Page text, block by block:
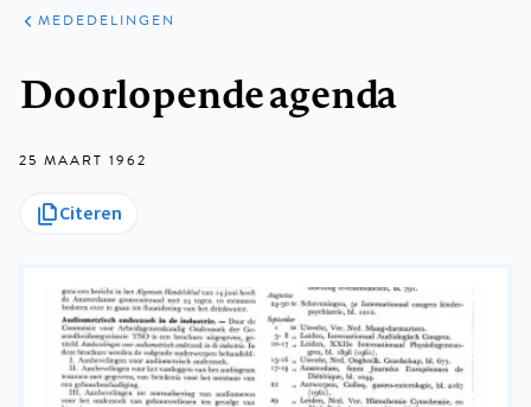
ARTIKELEN
VARIA
MEDEDELINGEN
Doorlopende agenda
25 MAART 1962
Citeren